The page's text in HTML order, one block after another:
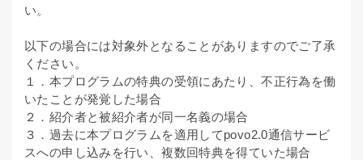
い。
以下の場合には対象外となることがありますのでご了承
ください。
１．本プログラムの特典の受領にあたり、不正行為を働
いたことが発覚した場合
２．紹介者と被紹介者が同一名義の場合
３．過去に本プログラムを適用してpovo2.0通信サービ
スへの申し込みを行い、複数回特典を得ていた場合